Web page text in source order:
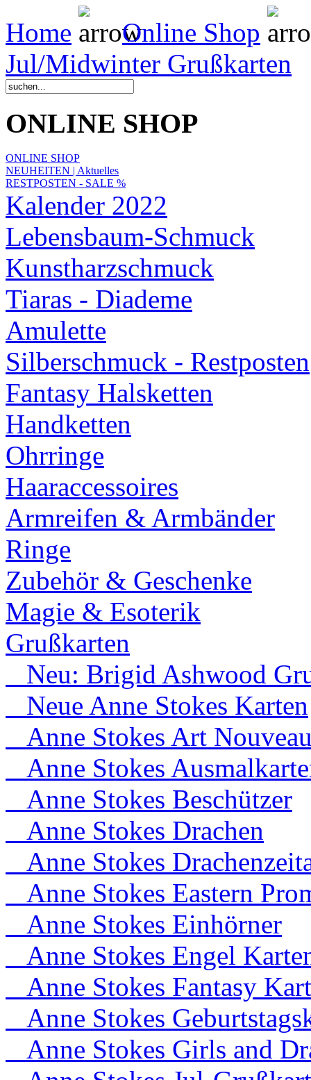
Home
Online Shop
Jul/Midwinter Grußkarten
ONLINE SHOP
ONLINE SHOP
NEUHEITEN | Aktuelles
RESTPOSTEN - SALE %
Kalender 2022
Lebensbaum-Schmuck
Kunstharzschmuck
Tiaras - Diademe
Amulette
Silberschmuck - Restposten
Fantasy Halsketten
Handketten
Ohrringe
Haaraccessoires
Armreifen & Armbänder
Ringe
Zubehör & Geschenke
Magie & Esoterik
Grußkarten
Neu: Brigid Ashwood
Neue Anne Stokes Karten
Anne Stokes Art
Anne Stokes
Anne Stokes Beschützer
Anne Stokes Drachen
Anne Stokes
Anne Stokes Eastern
Anne Stokes Einhörner
Anne Stokes Engel
Anne Stokes Fantasy
Anne Stokes
Anne Stokes Girls and